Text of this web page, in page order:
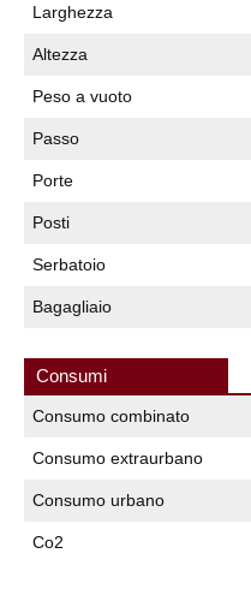
Larghezza
Altezza
Peso a vuoto
Passo
Porte
Posti
Serbatoio
Bagagliaio
Consumi
Consumo combinato
Consumo extraurbano
Consumo urbano
Co2